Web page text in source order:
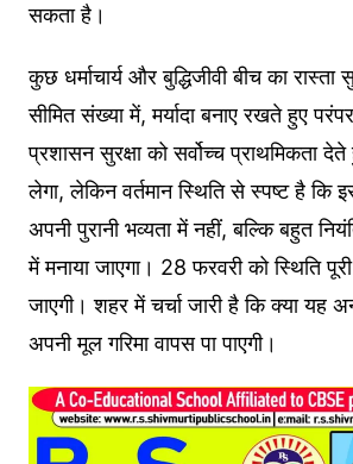
सकता है।
कुछ धर्माचार्य और बुद्धिजीवी बीच का
सीमित संख्या में, मर्यादा बनाए रखते हुए
प्रशासन सुरक्षा को सर्वोच्च प्राथमिकता
लेगा, लेकिन वर्तमान स्थिति से स्पष्ट है कि
अपनी पुरानी भव्यता में नहीं, बल्कि बहुत
में मनाया जाएगा। 28 फरवरी को स्थिति
जाएगी। शहर में चर्चा जारी है कि क्या यह
अपनी मूल गरिमा वापस पा पाएगी।